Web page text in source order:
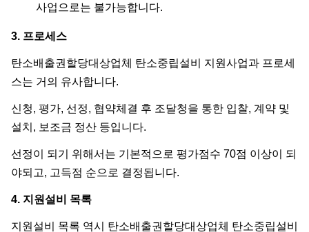
사업으로는 불가능합니다.
3. 프로세스
탄소배출권할당대상업체 탄소중립설비 지원사업과 프로세
스는 거의 유사합니다.
신청, 평가, 선정, 협약체결 후 조달청을 통한 입찰, 계약 및
설치, 보조금 정산 등입니다.
선정이 되기 위해서는 기본적으로 평가점수 70점 이상이 되
야되고, 고득점 순으로 결정됩니다.
4. 지원설비 목록
지원설비 목록 역시 탄소배출권할당대상업체 탄소중립설비